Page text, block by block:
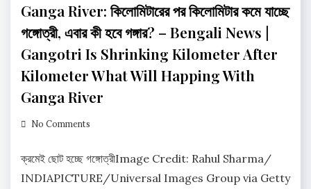
Ganga River: কিলোমিটারের পর কিলোমিটার কমে যাচ্ছে
গঙ্গোত্রী, এবার কী হবে গঙ্গার? – Bengali News |
Gangotri Is Shrinking Kilometer After
Kilometer What Will Happing With
Ganga River
No Comments
ক্রমেই ছোট হচ্ছে গঙ্গোত্রীImage Credit: Rahul Sharma/
INDIAPICTURE/Universal Images Group via Getty